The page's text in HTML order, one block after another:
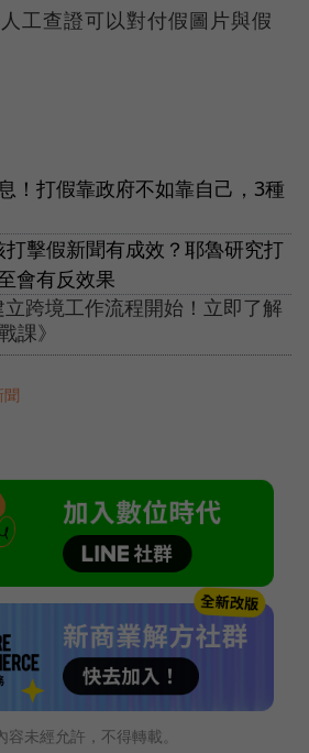
工查證可以對付假圖片與假
！打假靠政府不如靠自己，3種
擊假新聞有成效？耶魯研究打
會有反效果
跨境工作流程開始！立即了解
課》
聞
容未經允許，不得轉載。